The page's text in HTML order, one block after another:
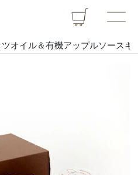
オイル＆有機アップルソースギ